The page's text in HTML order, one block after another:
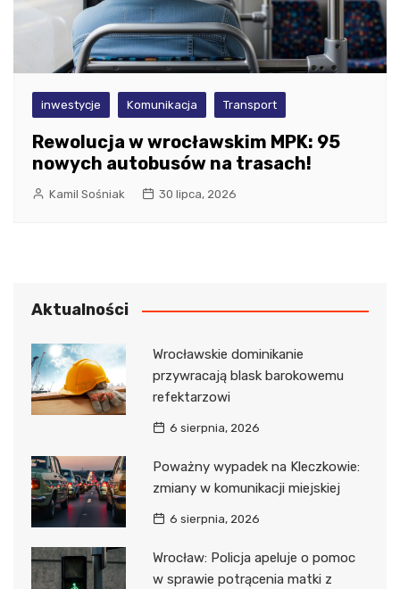
inwestycje Komunikacja Transport
Rewolucja w wrocławskim MPK: 95
nowych autobusów na trasach!
Kamil Sośniak 30 lipca, 2026
Aktualności
Wrocławskie dominikanie
przywracają blask barokowemu
refektarzowi
6 sierpnia, 2026
Poważny wypadek na Kleczkowie:
zmiany w komunikacji miejskiej
6 sierpnia, 2026
Wrocław: Policja apeluje o pomoc
w sprawie potrącenia matki z